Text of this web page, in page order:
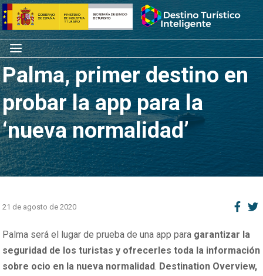
Saltar
al
contenido
Inicio
Menú
Palma, primer destino en
probar la app para la
‘nueva normalidad’
21 de agosto de 2020
Palma será el lugar de prueba de una app para garantizar la
seguridad de los turistas y ofrecerles toda la información
sobre ocio en la nueva normalidad. Destination Overview,